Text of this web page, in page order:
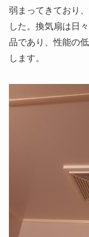
弱まってきており
した。換気扇は日
品であり、性能の
します。